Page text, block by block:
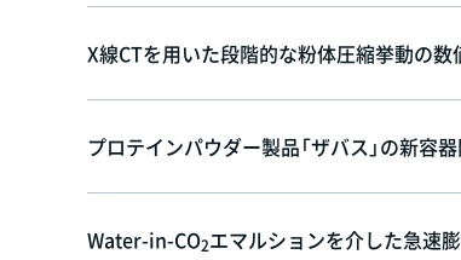
X線CTを用いた段階的な粉体圧縮挙動の数
プロテインパウダー製品「ザバス」の新容器
Water-in-CO2エマルションを介した急速